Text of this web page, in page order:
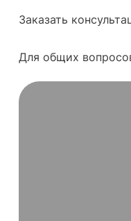
Заказать
Для общих